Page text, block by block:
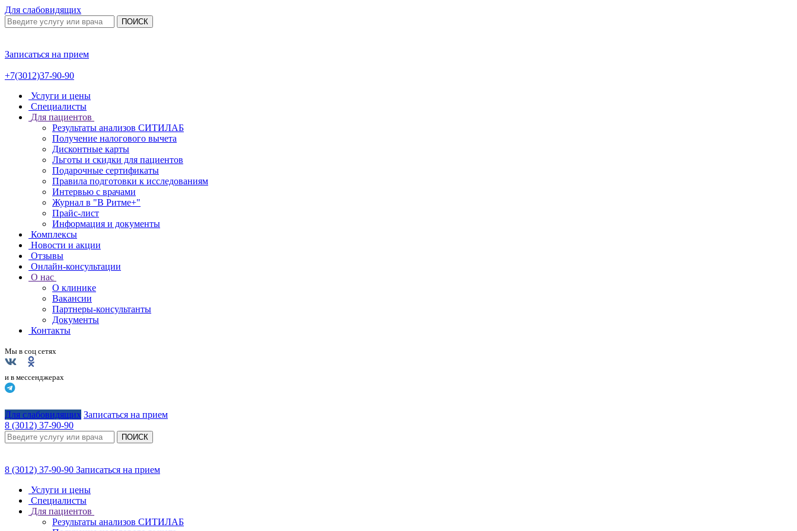
Для слабовидящих
ПОИСК
Записаться на прием
+7(3012)37-90-90
Услуги и цены
Специалисты
Для пациентов
Результаты анализов СИТИЛАБ
Получение налогового вычета
Дисконтные карты
Льготы и скидки для пациентов
Подарочные сертификаты
Правила подготовки к исследованиям
Интервью с врачами
Журнал в "В Ритме+"
Прайс-лист
Информация и документы
Комплексы
Новости и акции
Отзывы
Онлайн-консультации
О нас
О клинике
Вакансии
Партнеры-консультанты
Документы
Контакты
Мы в соц сетях
и в мессенджерах
Для слабовидящих Записаться на прием
8 (3012) 37-90-90
ПОИСК
8 (3012) 37-90-90 Записаться на прием
Услуги и цены
Специалисты
Для пациентов
Результаты анализов СИТИЛАБ